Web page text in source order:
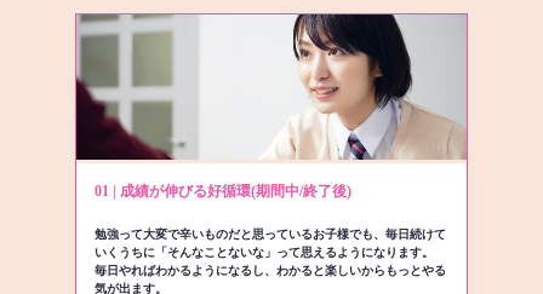
01 | 成績が伸びる好循環(期間中/終了後)
勉強って大変で辛いものだと思っているお子様でも、毎日続けて
いくうちに「そんなことないな」って思えるようになります。
毎日やればわかるようになるし、わかると楽しいからもっとやる
気が出ます。